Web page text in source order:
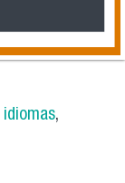
idiomas,